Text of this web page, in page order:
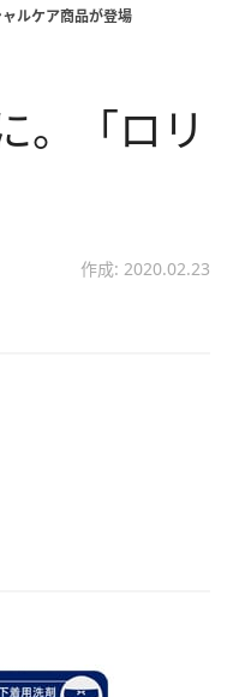
ルケア商品が登場
。「ロリ
作成: 2020.02.23